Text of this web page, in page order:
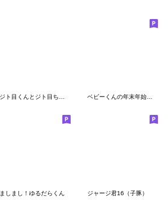
ジト目くんとジト目ちゃん ベビーくんの年末年始スタンプRe
ましまし！ゆるだらくん ジャージ君16（子豚）